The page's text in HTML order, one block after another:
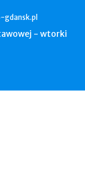
gdansk.pl
- wtorki